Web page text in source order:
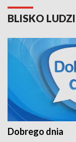
BLISKO LUDZI
Dobrego dnia